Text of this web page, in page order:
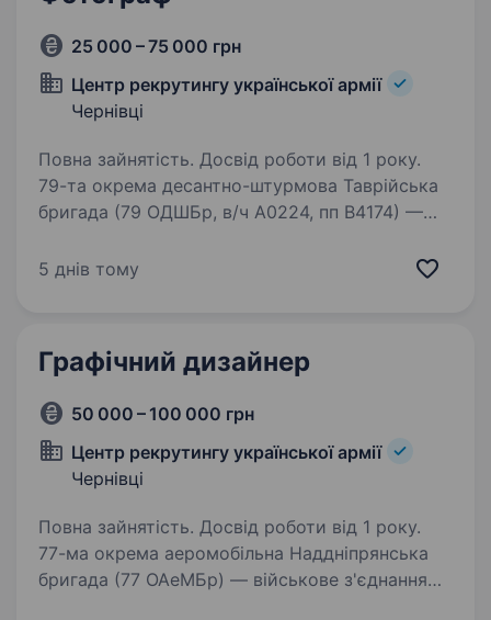
25 000 – 75 000 грн
Центр рекрутингу української армії
Чернівці
Повна зайнятість. Досвід роботи від 1 року.
79-та окрема десантно-штурмова Таврійська
бригада (79 ОДШБр, в/ч А0224, пп В4174) —
штурмових військ Збройних сил України
5 днів тому
Графічний дизайнер
50 000 – 100 000 грн
Центр рекрутингу української армії
Чернівці
Повна зайнятість. Досвід роботи від 1 року.
77-ма окрема аеромобільна Наддніпрянська
бригада (77 ОАеМБр) — військове з'єднання